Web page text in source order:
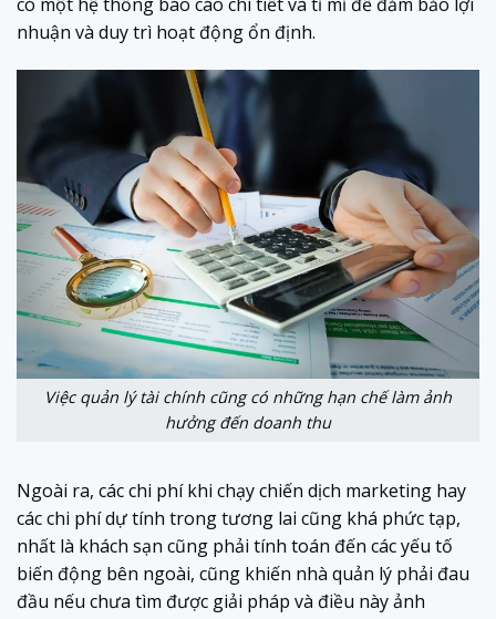
nhuận và duy trì hoạt động ổn định.
Việc quản lý tài chính cũng có những hạn chế làm ảnh
hưởng đến doanh thu
Ngoài ra, các chi phí khi chạy chiến dịch marketing hay
các chi phí dự tính trong tương lai cũng khá phức tạp,
nhất là khách sạn cũng phải tính toán đến các yếu tố
biến động bên ngoài, cũng khiến nhà quản lý phải đau
đầu nếu chưa tìm được giải pháp và điều này ảnh